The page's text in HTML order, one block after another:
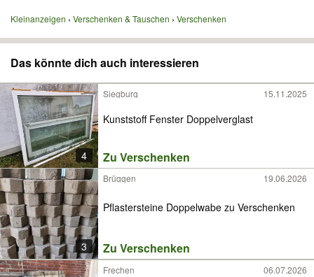
Kleinanzeigen Verschenken & Tauschen Verschenken
Das könnte dich auch interessieren
4
Siegburg 15.11.2025
Kunststoff Fenster Doppelverglast
Zu Verschenken
3
Brüggen 19.06.2026
Pflastersteine Doppelwabe zu Verschenken
Zu Verschenken
Frechen 06.07.2026